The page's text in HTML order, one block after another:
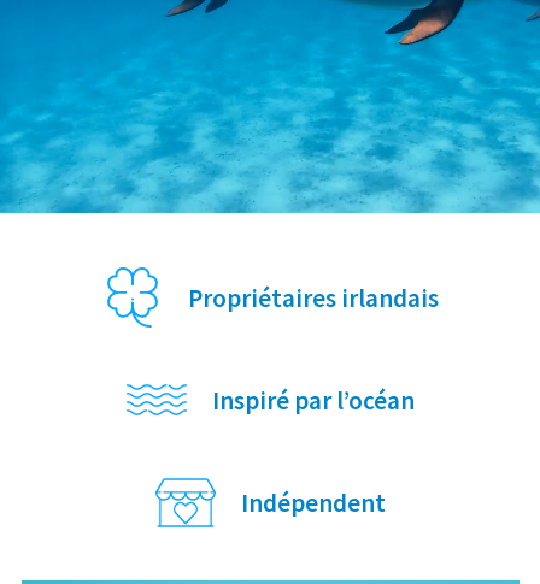
Propriétaires irlandais
Inspiré par l’océan
Indépendent